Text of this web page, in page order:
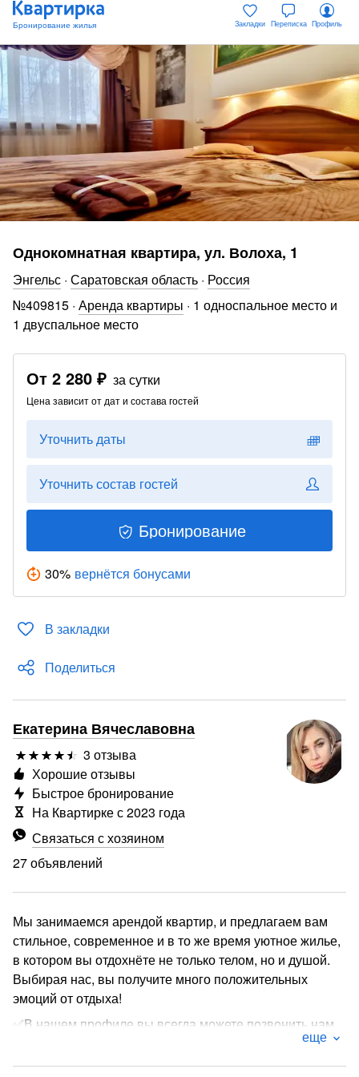
Закладки Переписка Профиль
Однокомнатная квартира, ул. Волоха, 1
Энгельс · Саратовская область · Россия
№409815 · Аренда квартиры · 1 односпальное место и
1 двуспальное место
От 2 280 ₽ за сутки
Цена зависит от дат и состава гостей
Уточнить даты
Уточнить состав гостей
Бронирование
30% вернётся бонусами
В закладки
Поделиться
Екатерина Вячеславовна
3 отзыва
Связаться с хозяином
27 объявлений
Хорошие отзывы
Быстрое бронирование
На Квартирке с 2023 года
Мы занимаемся арендой квартир, и предлагаем вам
стильное, современное и в то же время уютное жилье,
в котором вы отдохнёте не только телом, но и душой.
Выбирая нас, вы получите много положительных
эмоций от отдыха!
✅В нашем профиле вы всегда можете позвонить нам
или написать, посмотреть различные варианты и
получить скидку на проживание ✔️
еще